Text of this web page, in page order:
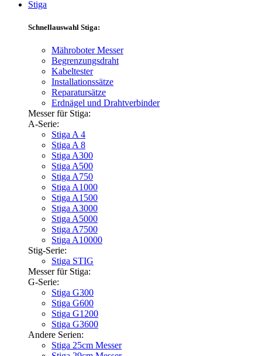
Stiga
Schnellauswahl Stiga:
Mähroboter Messer
Begrenzungsdraht
Kabeltester
Installationssätze
Reparatursätze
Erdnägel und Drahtverbinder
Messer für Stiga:
A-Serie:
Stiga A 4
Stiga A 8
Stiga A300
Stiga A500
Stiga A750
Stiga A1000
Stiga A1500
Stiga A3000
Stiga A5000
Stiga A7500
Stiga A10000
Stig-Serie:
Stiga STIG
Messer für Stiga:
G-Serie:
Stiga G300
Stiga G600
Stiga G1200
Stiga G3600
Andere Serien:
Stiga 25cm Messer